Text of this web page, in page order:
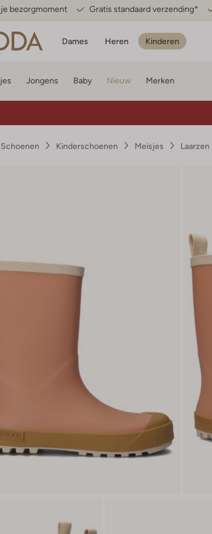
bezorgmoment Gratis standaard verzending*
Dames Heren Kinderen
Jongens Baby Nieuw Merken
Schoenen Kinderschoenen Meisjes